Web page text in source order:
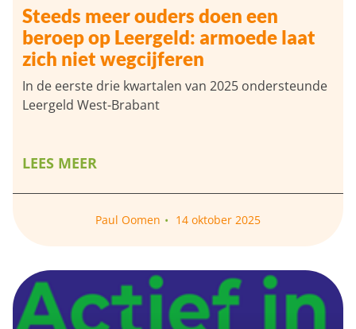
Steeds meer ouders doen een
beroep op Leergeld: armoede laat
zich niet wegcijferen
In de eerste drie kwartalen van 2025 ondersteunde
Leergeld West-Brabant
LEES MEER
Paul Oomen 14 oktober 2025